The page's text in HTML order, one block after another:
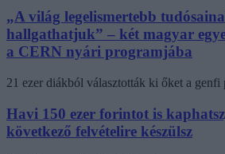
„A világ legelismertebb
hallgathatjuk” – két magyar
a CERN nyári programjába
21 ezer diákból választották ki őket a genfi
Havi 150 ezer forintot is
következő felvételire készülsz